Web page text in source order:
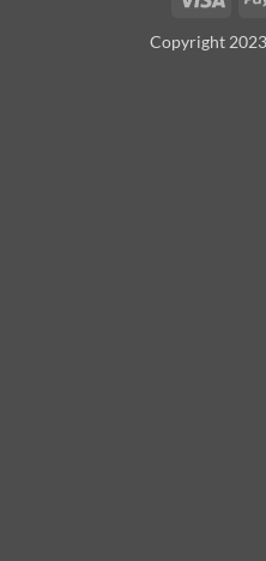
Copyright